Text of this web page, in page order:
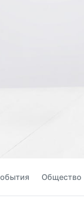
Общество